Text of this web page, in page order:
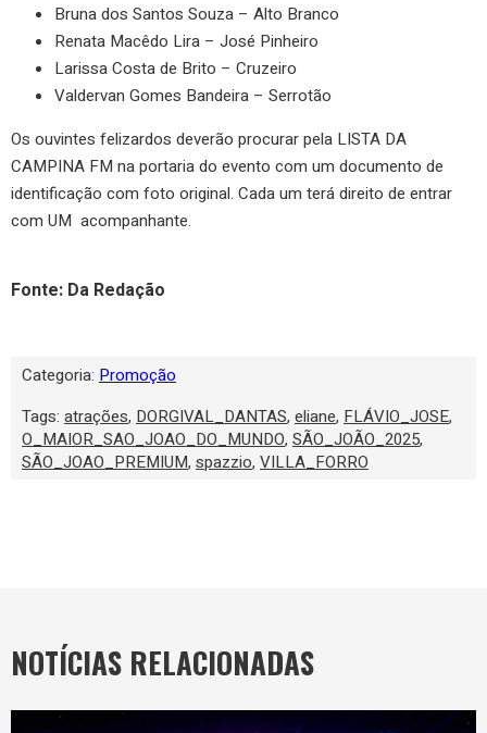
Bruna dos Santos Souza – Alto Branco
Renata Macêdo Lira – José Pinheiro
Larissa Costa de Brito – Cruzeiro
Valdervan Gomes Bandeira – Serrotão
Os ouvintes felizardos deverão procurar pela LISTA DA
CAMPINA FM na portaria do evento com um documento de
identificação com foto original. Cada um terá direito de entrar
com UM acompanhante.
Fonte: Da Redação
Categoria: Promoção
Tags: atrações, DORGIVAL_DANTAS, eliane, FLÁVIO_JOSE,
O_MAIOR_SAO_JOAO_DO_MUNDO, SÃO_JOÃO_2025,
SÃO_JOAO_PREMIUM, spazzio, VILLA_FORRO
NOTÍCIAS RELACIONADAS